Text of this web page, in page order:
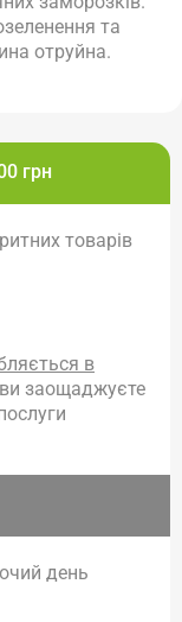
грн
товарів
в
заощаджуєте
день
та
отруйна.